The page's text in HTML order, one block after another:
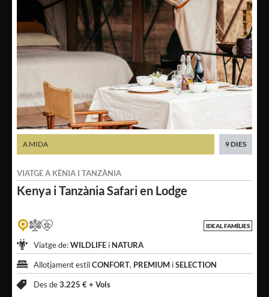
Kenya i TanzàniaSafari en Lodge
VIATGE A KÈNIA I TANZÀNIA
A MIDA 9 DIES
IDEAL FAMÍLIES
Viatge de:WILDLIFE i NATURA
Allotjament estilCONFORT, PREMIUM iSELECTION
Des de3.225 € + Vols